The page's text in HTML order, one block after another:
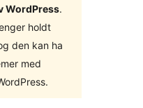
WordPress.
holdt
den kan ha
med